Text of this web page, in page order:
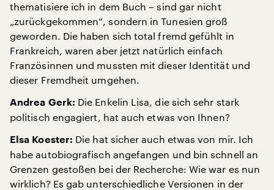
thematisiere ich in dem Buch – sind gar nicht
„zurückgekommen“, sondern in Tunesien groß
geworden. Die haben sich total fremd gefühlt in
Frankreich, waren aber jetzt natürlich einfach
Französinnen und mussten mit dieser Identität und
dieser Fremdheit umgehen.
Andrea Gerk: Die Enkelin Lisa, die sich sehr stark
politisch engagiert, hat auch etwas von Ihnen?
Elsa Koester: Die hat sicher auch etwas von mir. Ich
habe autobiografisch angefangen und bin schnell an
Grenzen gestoßen bei der Recherche: Wie war es nun
wirklich? Es gab unterschiedliche Versionen in der